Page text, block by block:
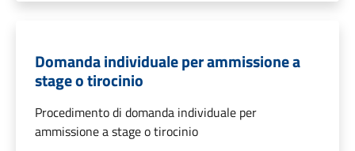
Domanda individuale per ammissione a
stage o tirocinio
Procedimento di domanda individuale per
ammissione a stage o tirocinio